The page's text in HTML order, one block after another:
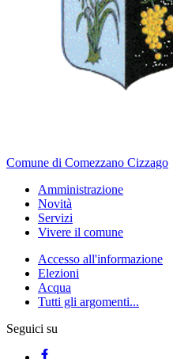
Comune di Comezzano Cizzago
Amministrazione
Novità
Servizi
Vivere il comune
Accesso all'informazione
Elezioni
Acqua
Tutti gli argomenti...
Seguici su